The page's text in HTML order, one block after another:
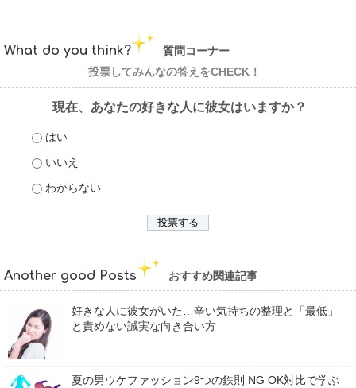
What do you think?
質問コーナー
投票してみんなの答えをCHECK！
現在、あなたの好きな人に彼女はいますか？
はい
いいえ
わからない
Another good Posts おすすめ関連記事
好きな人に彼女がいた…辛い気持ちの整理と「最低」
と責めない誠実な向き合い方
夏の男ウケファッション9つの鉄則 NG OK対比で学ぶ